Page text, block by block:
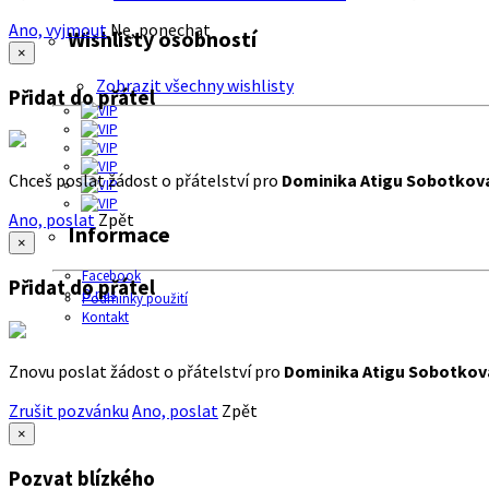
Wishlisty osobností
Zobrazit všechny wishlisty
Informace
Facebook
O nás
Podmínky použití
Kontakt
Ano, vyjmout Ne, ponechat
×
Přidat do přátel
Chceš poslat žádost o přátelství pro Dominika Atigu
Ano, poslat Zpět
×
Přidat do přátel
Znovu poslat žádost o přátelství pro Dominika Atigu
Zrušit pozvánku Ano, poslat Zpět
×
Pozvat blízkého